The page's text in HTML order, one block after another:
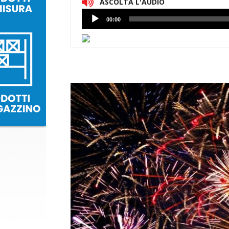
Lettore
Audio
00:00